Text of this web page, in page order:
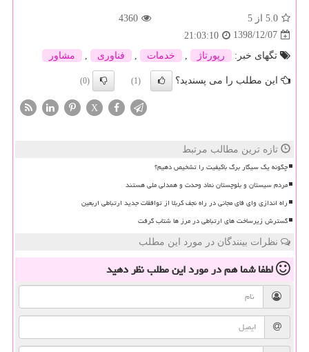
5.0 از 5
4360
1398/12/07
21:03:10
تگهای خبر:
رپورتاژ خدمات فناوری مشاور
این مطلب را می پسندید؟ (1)
(0)
X
تازه ترین مطالب مرتبط
چگونه یک سیگار برگ باکیفیت را تشخیص دهیم؟
مردم سیستان و بلوچستان نماد وحدت و همدلی ملی هستند
راه اندازی وای فای مجانی در راه نجف کربلا از توافقات جدید ارتباطی اربعین
گسترش زیرساخت های ارتباطی در مرز ها شتاب گرفت
نظرات بینندگان در مورد این مطلب
لطفا شما همدر مورد این مطلبنظر دهید